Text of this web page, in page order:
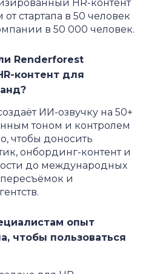
HR-контент
стартапа в 50 человек
в 50 000 человек.
Renderforest
контент для
ИИ-озвучку на 50+
тоном и контролем
чтобы доносить
онбординг-контент и
до международных
и
опыт
чтобы пользоваться